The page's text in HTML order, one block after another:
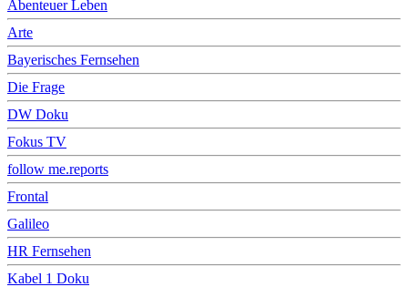
Abenteuer Leben
Arte
Bayerisches Fernsehen
Die Frage
DW Doku
Fokus TV
follow me.reports
Frontal
Galileo
HR Fernsehen
Kabel 1 Doku